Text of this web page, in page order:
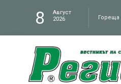
8
Август
2026
Гореща